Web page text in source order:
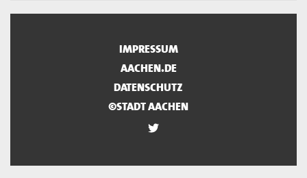
IMPRESSUM
AACHEN.DE
DATENSCHUTZ
©STADT AACHEN